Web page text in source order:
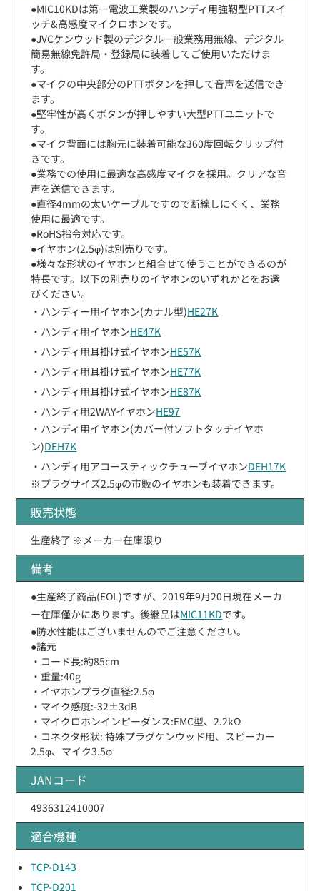
●MIC10KDは第一電波工業製のハンディ用強靭型PTTスイ
ッチ&高感度マイクロホンです。
●JVCケンウッド製のデジタル一般業務用無線、デジタル
簡易無線免許局・登録局に装着してご使用いただけま
す。
●マイクの中央部分のPTTボタンを押して音声を送信でき
ます。
●堅牢性が高くボタンが押しやすい大型PTTユニットで
す。
●マイク背面には胸元に装着可能な360度回転クリップ付
きです。
●業務での使用に最適な高感度マイクを採用。クリアな音
声を送信できます。
●直径4mmの太いケーブルですので断線しにくく、業務
使用に最適です。
●RoHS指令対応です。
●イヤホン(2.5φ)は別売りです。
●様々な形状のイヤホンと組合せて使うことができるのが
特長です。以下の別売りのイヤホンのいずれかとをお選
びください。
・ハンディー用イヤホン(カナル型)HE27K
・ハンディ用イヤホンHE47K
・ハンディ用耳掛け式イヤホンHE57K
・ハンディ用耳掛け式イヤホンHE77K
・ハンディ用耳掛け式イヤホンHE87K
・ハンディ用2WAYイヤホンHE97
・ハンディ用イヤホン(カバー付ソフトタッチイヤホ
ン)DEH7K
・ハンディ用アコースティックチューブイヤホンDEH17K
※プラグサイズ2.5φの市販のイヤホンも装着できます。
販売状態
生産終了 ※メーカー在庫限り
備考
●生産終了商品(EOL)ですが、2019年9月20日現在メーカ
ー在庫僅かにあります。後継品はMIC11KDです。
●防水性能はございませんのでご注意ください。
●諸元
・コード長:約85cm
・重量:40g
・イヤホンプラグ直径:2.5φ
・マイク感度:-32±3dB
・マイクロホンインピーダンス:EMC型、2.2kΩ
・コネクタ形状: 特殊プラグケンウッド用、スピーカー
2.5φ、マイク3.5φ
JANコード
4936312410007
適合機種
TCP-D143
TCP-D201